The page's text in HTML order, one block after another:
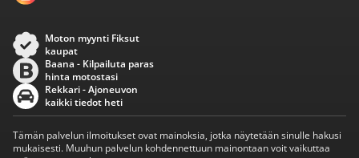
Moton myynti Fiksut
kaupat
Baana - Kilpailuta paras
hinta motostasi
Rekkari - Ajoneuvon
kaikki tiedot heti
Tämän palvelun ilmoitukset ovat mainoksia, jotka näytetään sinulle hakusi
mukaisesti. Muuhun palvelun kohdennettuun mainontaan voit vaikuttaa